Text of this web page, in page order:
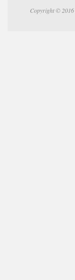
Copyright © 2016